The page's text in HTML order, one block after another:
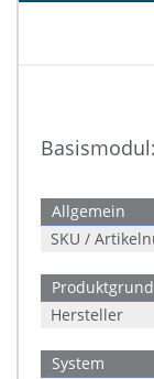
Basismodul:
Allgemein
SKU /
Hersteller
System